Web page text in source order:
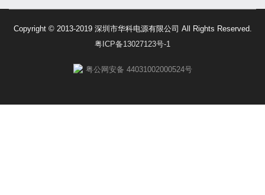
Copyright © 2013-2019 深圳市华科电源有限公司 All Rights Reserved.
粤ICP备13027123号-1
粤公网安备 44031002000524号